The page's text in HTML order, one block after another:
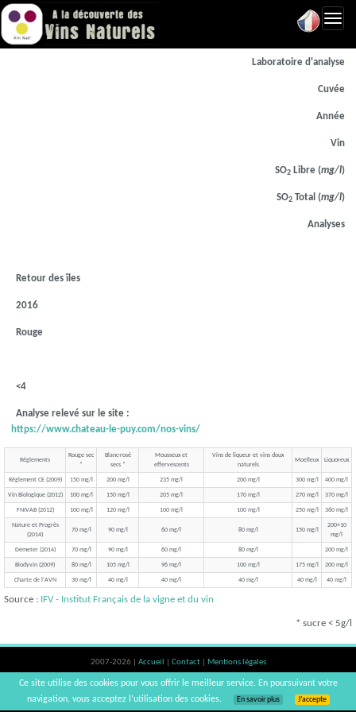
Laboratoire d'analyse
Cuvée
Année
Vin
SO2 Libre (mg/l)
SO2 Total (mg/l)
Analyses
Retour des îles
2016
Rouge
<4
Analyse relevé sur le site :
https://www.chateau-le-puy.com/nos-vins/
Réglements
Rouge sec
*
Blanc-rosé
secs *
Mousseux et
effervescents
Vins de liqueur et vins doux
naturels
Moelleux Liquoreux
Règlement CE (2009) 150 mg/l 200 mg/l 235 mg/l 200 mg/l 300 mg/l 400 mg/l
Vin Biologique (2012) 100 mg/l 150 mg/l 205 mg/l 170 mg/l 270 mg/l 370 mg/l
FNIVAB (2012) 100 mg/l 120 mg/l 100 mg/l 100 mg/l 250 mg/l 360 mg/l
Nature et Progrès
(2014)
70 mg/l 90 mg/l 60 mg/l 80 mg/l 150 mg/l
200+10
mg/l
Demeter (2014) 70 mg/l 90 mg/l 60 mg/l 80 mg/l 200 mg/l
Biodyvin (2009) 80 mg/l 105 mg/l 96 mg/l 100 mg/l 175 mg/l 200 mg/l
Charte de l'AVN 30 mg/l 40 mg/l 40 mg/l 40 mg/l 40 mg/l 40 mg/l
Source : IFV - Institut Français de la vigne et du vin
* sucre < 5g/l
2007-2026 | Accueil Contact
Mentions légales
L'abus d'alcool est dangereux pour la santé, à consommer avec modération. |
vinsnaturels | v3.12
Ce site utilise des cookies pour vous offrir le meilleur service. En poursuivant votre
navigation, vous acceptez l’utilisation des cookies.
En savoir plus J’accepte